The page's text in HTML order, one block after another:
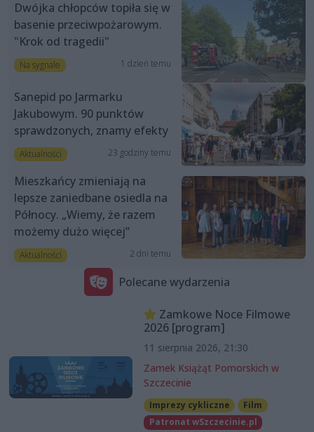
Dwójka chłopców topiła się w
basenie przeciwpożarowym.
"Krok od tragedii"
Na sygnale 1 dzień temu
Sanepid po Jarmarku
Jakubowym. 90 punktów
sprawdzonych, znamy efekty
Aktualności 23 godziny temu
Mieszkańcy zmieniają na
lepsze zaniedbane osiedla na
Północy. „Wiemy, że razem
możemy dużo więcej”
Aktualności 2 dni temu
Polecane wydarzenia
Zamkowe Noce Filmowe
2026 [program]
11 sierpnia 2026, 21:30
Zamek Książąt Pomorskich w
Szczecinie
Imprezy cykliczne
Film
Patronat wSzczecinie.pl